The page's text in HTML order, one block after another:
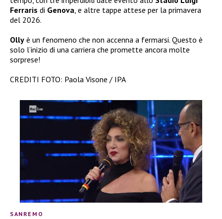
Ferraris di Genova , e altre tappe attese per la primavera
del 2026.
Olly è un fenomeno che non accenna a fermarsi. Questo è
solo l’inizio di una carriera che promette ancora molte
sorprese!
CREDITI FOTO: Paola Visone / IPA
SANREMO